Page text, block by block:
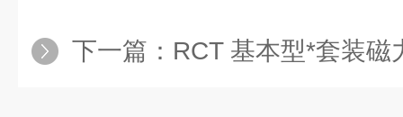
下一篇： RCT 基本型*套装磁